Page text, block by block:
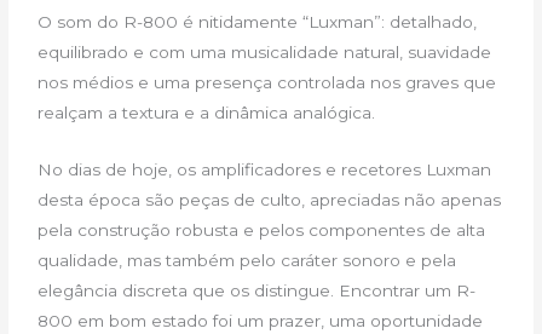
O som do R-800 é nitidamente “Luxman”: detalhado,
equilibrado e com uma musicalidade natural, suavidade
nos médios e uma presença controlada nos graves que
realçam a textura e a dinâmica analógica.
No dias de hoje, os amplificadores e recetores Luxman
desta época são peças de culto, apreciadas não apenas
pela construção robusta e pelos componentes de alta
qualidade, mas também pelo caráter sonoro e pela
elegância discreta que os distingue. Encontrar um R-
800 em bom estado foi um prazer, uma oportunidade